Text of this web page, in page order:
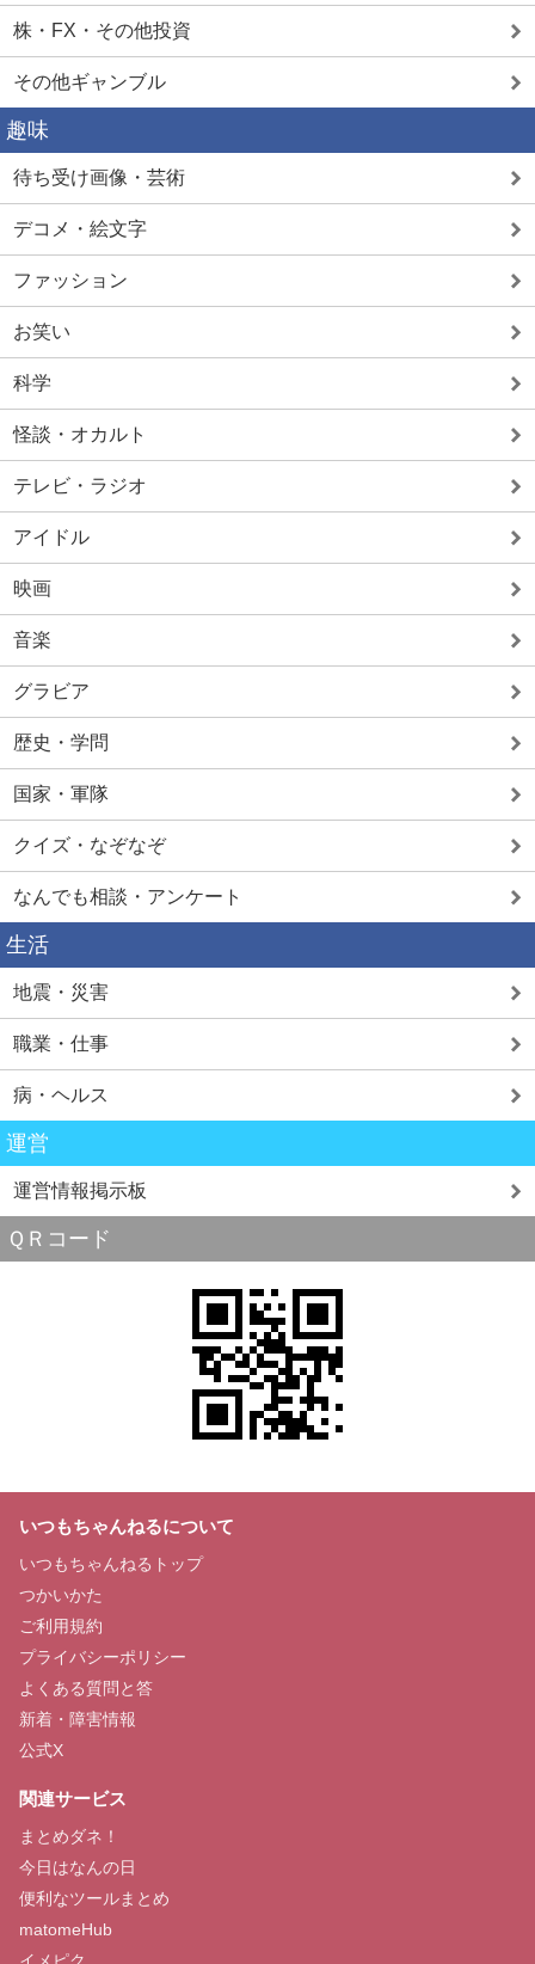
株・FX・その他投資
その他ギャンブル
趣味
待ち受け画像・芸術
デコメ・絵文字
ファッション
お笑い
科学
怪談・オカルト
テレビ・ラジオ
アイドル
映画
音楽
グラビア
歴史・学問
国家・軍隊
クイズ・なぞなぞ
なんでも相談・アンケート
生活
地震・災害
職業・仕事
病・ヘルス
運営
運営情報掲示板
ＱＲコード
いつもちゃんねるについて
いつもちゃんねるトップ
つかいかた
ご利用規約
プライバシーポリシー
よくある質問と答
新着・障害情報
公式X
関連サービス
まとめダネ！
今日はなんの日
便利なツールまとめ
matomeHub
イメピク